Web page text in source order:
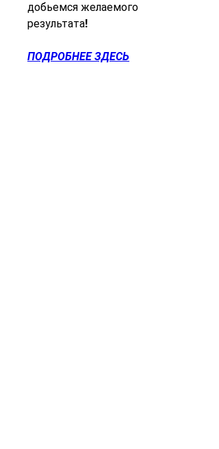
добьемся желаемого
результата!
ПОДРОБНЕЕ ЗДЕСЬ